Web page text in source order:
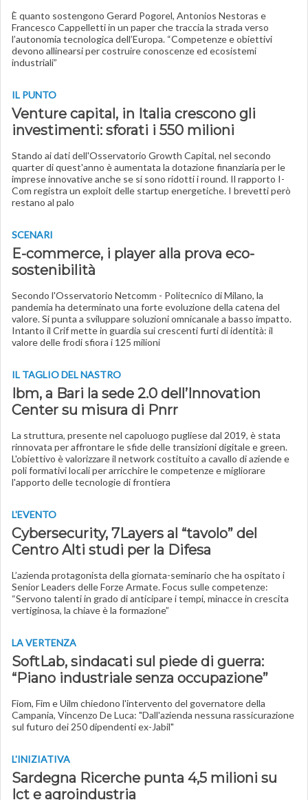
È quanto sostengono Gerard Pogorel, Antonios Nestoras e
Francesco Cappelletti in un paper che traccia la strada verso
l’autonomia tecnologica dell’Europa. “Competenze e obiettivi
devono allinearsi per costruire conoscenze ed ecosistemi
industriali”
IL PUNTO
Venture capital, in Italia crescono gli
investimenti: sforati i 550 milioni
Stando ai dati dell'Osservatorio Growth Capital, nel secondo
quarter di quest'anno è aumentata la dotazione finanziaria per le
imprese innovative anche se si sono ridotti i round. Il rapporto I-
Com registra un exploit delle startup energetiche. I brevetti però
restano al palo
SCENARI
E-commerce, i player alla prova eco-
sostenibilità
Secondo l'Osservatorio Netcomm - Politecnico di Milano, la
pandemia ha determinato una forte evoluzione della catena del
valore. Si punta a sviluppare soluzioni omnicanale a basso impatto.
Intanto il Crif mette in guardia sui crescenti furti di identità: il
valore delle frodi sfiora i 125 milioni
IL TAGLIO DEL NASTRO
Ibm, a Bari la sede 2.0 dell’Innovation
Center su misura di Pnrr
La struttura, presente nel capoluogo pugliese dal 2019, è stata
rinnovata per affrontare le sfide delle transizioni digitale e green.
L'obiettivo è valorizzare il network costituito a cavallo di aziende e
poli formativi locali per arricchire le competenze e migliorare
l'apporto delle tecnologie di frontiera
L'EVENTO
Cybersecurity, 7Layers al “tavolo” del
Centro Alti studi per la Difesa
L’azienda protagonista della giornata-seminario che ha ospitato i
Senior Leaders delle Forze Armate. Focus sulle competenze:
“Servono talenti in grado di anticipare i tempi, minacce in crescita
vertiginosa, la chiave è la formazione”
LA VERTENZA
SoftLab, sindacati sul piede di guerra:
“Piano industriale senza occupazione”
Fiom, Fim e Uilm chiedono l'intervento del governatore della
Campania, Vincenzo De Luca: "Dall'azienda nessuna rassicurazione
sul futuro dei 250 dipendenti ex-Jabil"
L'INIZIATIVA
Sardegna Ricerche punta 4,5 milioni su
Ict e agroindustria